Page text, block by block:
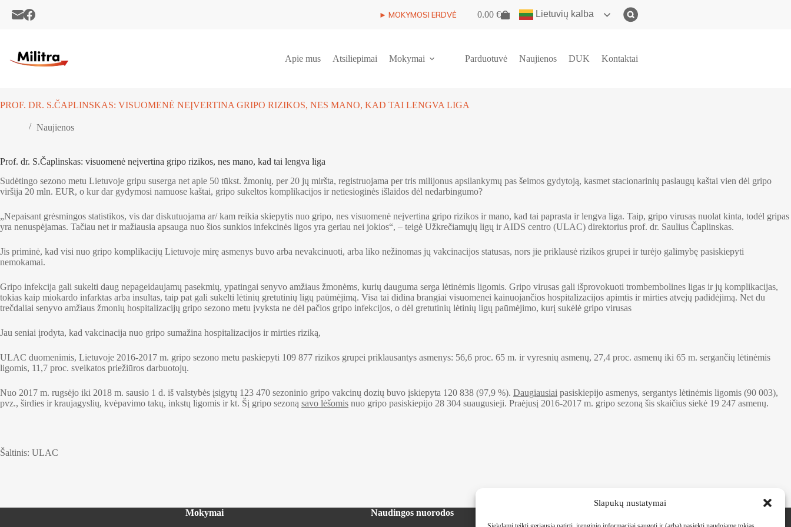
Slapukų nustatymai
► MOKYMOSI ERDVĖ
Shopping
0.00 € Lietuvių kalba
Apie mus Atsiliepimai Mokymai Parduotuvė Naujienos DUK Kontaktai
PROF. DR. S.ČAPLINSKAS: VISUOMENĖ NEĮVERTINA GRIPO RIZIKOS, NES MANO, KAD TAI LENGVA LIGA
Naujienos
Prof. dr. S.Čaplinskas: visuomenė neįvertina gripo rizikos, nes mano, kad tai lengva liga
Sudėtingo sezono metu Lietuvoje gripu suserga net apie 50 tūkst. žmonių, per 20 jų miršta, registruojama per tris milijonus apsilankymų pas šeimos gydytoją, kasmet stacionarinių paslaugų kaštai vien dėl gripo
viršija 20 mln. EUR, o kur dar gydymosi namuose kaštai, gripo sukeltos komplikacijos ir netiesioginės išlaidos dėl nedarbingumo?
„Nepaisant grėsmingos statistikos, vis dar diskutuojama ar/ kam reikia skiepytis nuo gripo, nes visuomenė neįvertina gripo rizikos ir mano, kad tai paprasta ir lengva liga. Taip, gripo virusas nuolat kinta, todėl gripas
yra nenuspėjamas. Tačiau net ir mažiausia apsauga nuo šios sunkios infekcinės ligos yra geriau nei jokios“, – teigė Užkrečiamųjų ligų ir AIDS centro (ULAC) direktorius prof. dr. Saulius Čaplinskas.
Jis priminė, kad visi nuo gripo komplikacijų Lietuvoje mirę asmenys buvo arba nevakcinuoti, arba liko nežinomas jų vakcinacijos statusas, nors jie priklausė rizikos grupei ir turėjo galimybę pasiskiepyti
nemokamai.
Gripo infekcija gali sukelti daug nepageidaujamų pasekmių, ypatingai senyvo amžiaus žmonėms, kurių dauguma serga lėtinėmis ligomis. Gripo virusas gali išprovokuoti trombembolines ligas ir jų komplikacijas,
tokias kaip miokardo infarktas arba insultas, taip pat gali sukelti lėtinių gretutinių ligų paūmėjimą. Visa tai didina brangiai visuomenei kainuojančios hospitalizacijos apimtis ir mirties atvejų padidėjimą. Net du
trečdaliai senyvo amžiaus žmonių hospitalizacijų gripo sezono metu įvyksta ne dėl pačios gripo infekcijos, o dėl gretutinių lėtinių ligų paūmėjimo, kurį sukėlė gripo virusas
Jau seniai įrodyta, kad vakcinacija nuo gripo sumažina hospitalizacijos ir mirties riziką,
ULAC duomenimis, Lietuvoje 2016-2017 m. gripo sezono metu paskiepyti 109 877 rizikos grupei priklausantys asmenys: 56,6 proc. 65 m. ir vyresnių asmenų, 27,4 proc. asmenų iki 65 m. sergančių lėtinėmis
ligomis, 11,7 proc. sveikatos priežiūros darbuotojų.
Nuo 2017 m. rugsėjo iki 2018 m. sausio 1 d. iš valstybės įsigytų 123 470 sezoninio gripo vakcinų dozių buvo įskiepyta 120 838 (97,9 %). Daugiausiai pasiskiepijo asmenys, sergantys lėtinėmis ligomis (90 003),
pvz., širdies ir kraujagyslių, kvėpavimo takų, inkstų ligomis ir kt. Šį gripo sezoną savo lėšomis nuo gripo pasiskiepijo 28 304 suaugusieji. Praėjusį 2016-2017 m. gripo sezoną šis skaičius siekė 19 247 asmenų.
Šaltinis: ULAC
Mokymai Naudingos nuorodos